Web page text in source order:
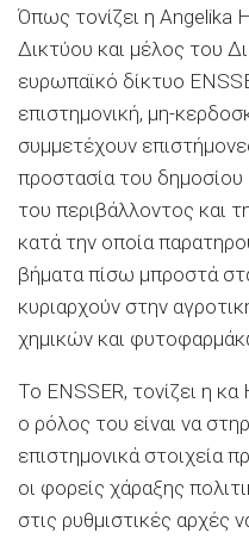
Όπως τονίζει η Angelika
Δικτύου και μέλος του
ευρωπαϊκό δίκτυο
επιστημονική, μη-
συμμετέχουν
προστασία του
του περιβάλλοντος και
κατά την οποία
βήματα πίσω μπροστά
κυριαρχούν στην
χημικών και
Το ENSSER, τονίζει η
ο ρόλος του είναι να
επιστημονικά στοιχεία
οι φορείς χάραξης
στις ρυθμιστικές αρχές